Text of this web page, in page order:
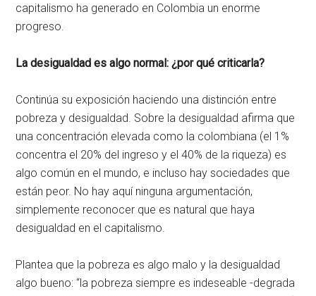
capitalismo ha generado en Colombia un enorme
progreso.
La desigualdad es algo normal: ¿por qué criticarla?
Continúa su exposición haciendo una distinción entre
pobreza y desigualdad. Sobre la desigualdad afirma que
una concentración elevada como la colombiana (el 1%
concentra el 20% del ingreso y el 40% de la riqueza) es
algo común en el mundo, e incluso hay sociedades que
están peor. No hay aquí ninguna argumentación,
simplemente reconocer que es natural que haya
desigualdad en el capitalismo.
Plantea que la pobreza es algo malo y la desigualdad
algo bueno: “la pobreza siempre es indeseable -degrada